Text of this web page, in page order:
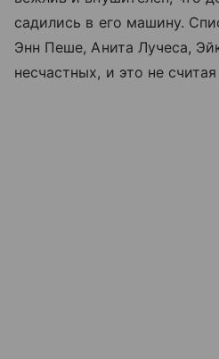
садились в его машину.
Энн Пеше, Анита Лучеса,
несчастных, и это не